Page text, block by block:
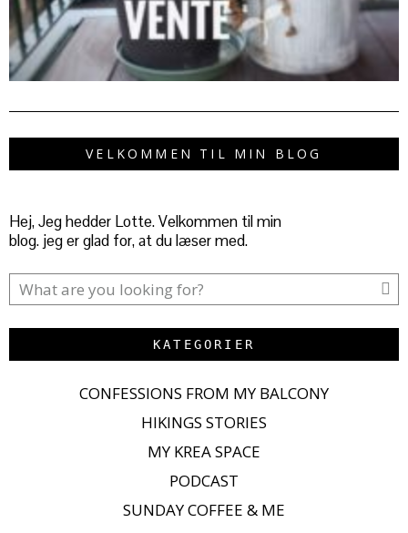
VELKOMMEN TIL MIN BLOG
Hej, Jeg hedder Lotte. Velkommen til min
blog. jeg er glad for, at du læser med.
KATEGORIER
CONFESSIONS FROM MY BALCONY
HIKINGS STORIES
MY KREA SPACE
PODCAST
SUNDAY COFFEE & ME